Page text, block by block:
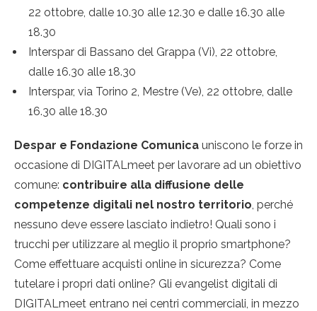
22 ottobre, dalle 10.30 alle 12.30 e dalle 16.30 alle
18.30
Interspar di Bassano del Grappa (Vi), 22 ottobre,
dalle 16.30 alle 18.30
Interspar, via Torino 2, Mestre (Ve), 22 ottobre, dalle
16.30 alle 18.30
Despar e Fondazione Comunica uniscono le forze in
occasione di DIGITALmeet per lavorare ad un obiettivo
comune: contribuire alla diffusione delle
competenze digitali nel nostro territorio, perché
nessuno deve essere lasciato indietro! Quali sono i
trucchi per utilizzare al meglio il proprio smartphone?
Come effettuare acquisti online in sicurezza? Come
tutelare i propri dati online? Gli evangelist digitali di
DIGITALmeet entrano nei centri commerciali, in mezzo